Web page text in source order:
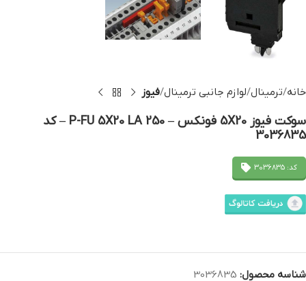
خانه ترمینال لوازم جانبی ترمینال فیوز
سوکت فیوز 5X20 فونکس – P-FU 5X20 LA 250 – کد
3036835
کد: 3036835
شناسه محصول: 3036835